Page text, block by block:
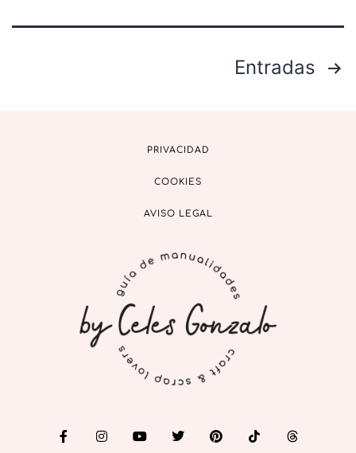
Entradas
PRIVACIDAD
COOKIES
AVISO LEGAL